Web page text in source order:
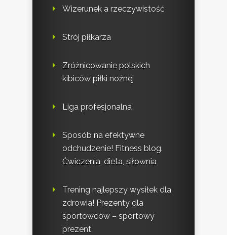
Wizerunek a rzeczywistość
Strój piłkarza
Zróżnicowanie polskich
kibiców piłki nożnej
Liga profesjonalna
Sposób na efektywne
odchudzenie! Fitness blog.
Ćwiczenia, dieta, siłownia
Trening najlepszy wysiłek dla
zdrowia! Prezenty dla
sportowców – sportowy
prezent